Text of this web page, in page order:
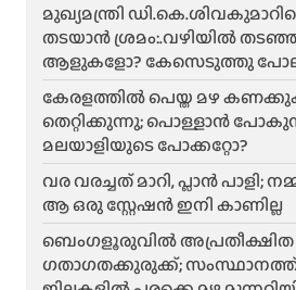
മുഖ്യമന്ത്രി
തടയാൻ ശ്രമം:.വഴിയിൽ
ആളുകളോ? കേസെടുത്തു
കേരളത്തിൽ പെയ്ത മഴ
തെറ്റിക്കുന്നു; പൊള്ളാൻ
മലയാളിയുടെ പോക്കറ്റോ?
വര വരച്ചത് മാറി, പ്ലാൻ പാളി;
ആ ഒരു സ്റ്റേഷൻ ഇനി കാണില്ല
ബെംഗളൂരുവിൽ അപ്രതീക്ഷിത
ഗതാഗതക്കുരുക്ക്; സംസ്ഥാനത്ത്